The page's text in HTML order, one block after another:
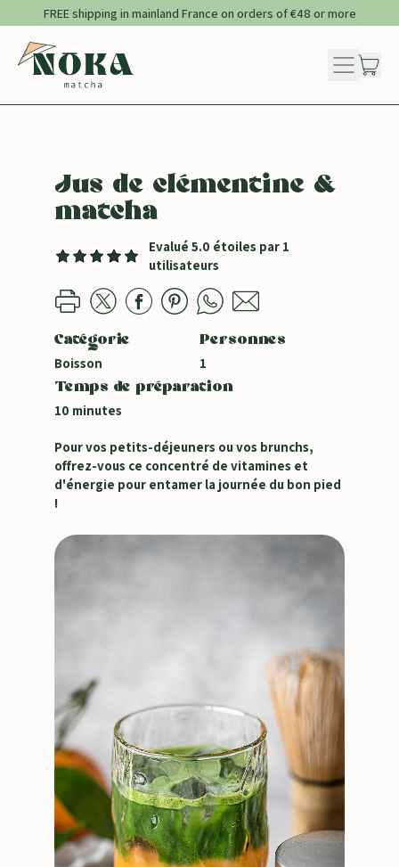
FREE shipping in mainland France on orders of €48 or more
Menu
Jus de clémentine &
matcha
Evalué 5.0 étoiles par 1
utilisateurs
Catégorie
Boisson
Personnes
1
Temps de préparation
10 minutes
Pour vos petits-déjeuners ou vos brunchs,
offrez-vous ce concentré de vitamines et
d'énergie pour entamer la journée du bon pied
!